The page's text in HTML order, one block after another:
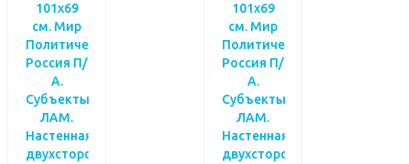
101х69
см. Мир
Политический.
Россия П/
А.
Субъекты.
ЛАМ.
Настенная
двухсторонняя
101х69
см. Мир
Политический.
Россия П/
А.
Субъекты.
ЛАМ.
Настенная
двухсторонняя.